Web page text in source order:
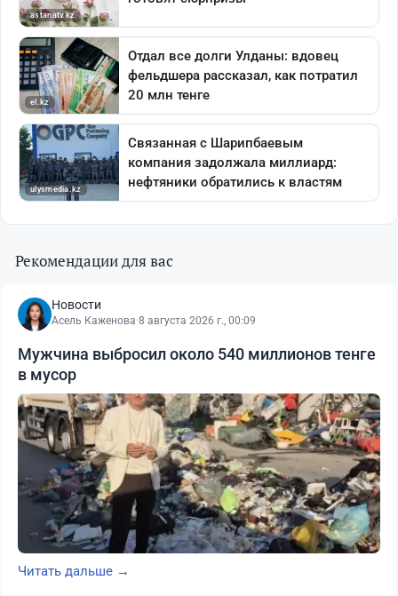
Рекомендации для вас
Новости
Асель Каженова·8 августа 2026 г., 00:09
Мужчина выбросил около 540 миллионов тенге
в мусор
Читать дальше →